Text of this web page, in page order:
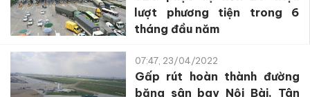
lượt phương tiện trong 6
tháng đầu năm
07:47, 23/04/2022
Gấp rút hoàn thành đường
băng sân bay Nội Bài, Tân